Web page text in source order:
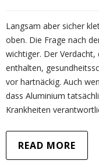
Langsam aber sicher
oben. Die Frage nach
wichtiger. Der
enthalten,
vor hartnäckig. Auch
dass Aluminium
Krankheiten
READ MORE